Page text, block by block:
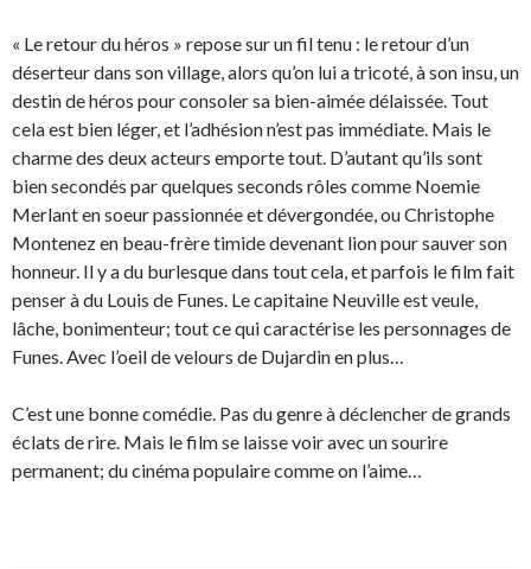
« Le retour du héros » repose sur un fil tenu : le retour d’un
déserteur dans son village, alors qu’on lui a tricoté, à son insu, un
destin de héros pour consoler sa bien-aimée délaissée. Tout
cela est bien léger, et l’adhésion n’est pas immédiate. Mais le
charme des deux acteurs emporte tout. D’autant qu’ils sont
bien secondés par quelques seconds rôles comme Noemie
Merlant en soeur passionnée et dévergondée, ou Christophe
Montenez en beau-frère timide devenant lion pour sauver son
honneur. Il y a du burlesque dans tout cela, et parfois le film fait
penser à du Louis de Funes. Le capitaine Neuville est veule,
lâche, bonimenteur; tout ce qui caractérise les personnages de
Funes. Avec l’oeil de velours de Dujardin en plus…
C’est une bonne comédie. Pas du genre à déclencher de grands
éclats de rire. Mais le film se laisse voir avec un sourire
permanent; du cinéma populaire comme on l’aime…